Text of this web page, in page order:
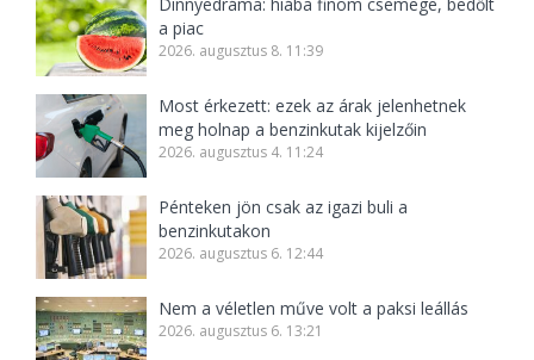
a piac
2026. augusztus 8. 11:39
Most érkezett: ezek az árak jelenhetnek
meg holnap a benzinkutak kijelzőin
2026. augusztus 4. 11:24
Pénteken jön csak az igazi buli a
benzinkutakon
2026. augusztus 6. 12:44
Nem a véletlen műve volt a paksi leállás
2026. augusztus 6. 13:21